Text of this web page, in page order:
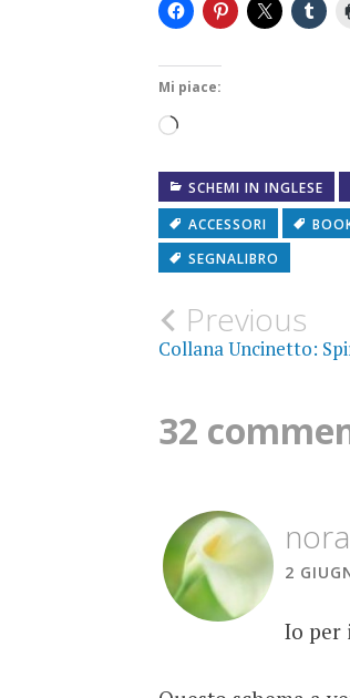
Mi piace:
Caricamento
corso…
SCHEMI IN INGLESE
ACCESSORI
SEGNALIBRO
Post
Previous
Collana Uncinetto:
32
2
Io per